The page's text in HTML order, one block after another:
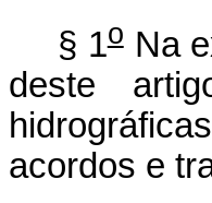
§ 1oNa
deste
acordos e